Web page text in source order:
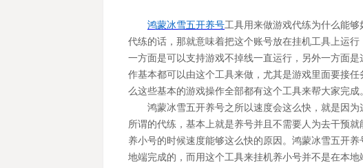
鸿蒙冰雪五开养号工具用来做游戏代练为什么能
代练的话，那就意味着把这个账号放在挂机工具上运行
一方面是可以支持游戏不掉线一直运行，另外一方面
作基本都可以由这个工具来做，尤其是游戏里面要接
么这些基本的游戏操作全部都有这个工具来帮大家完成
鸿蒙冰雪五开养号之所以速度会这么快，就是因
所谓的代练，基本上就是养号并且不需要人为去干预
养小号的时候速度能够这么快的原因。 鸿蒙冰雪五开养
地端完成的，而用这个工具来挂机养小号并不是在本